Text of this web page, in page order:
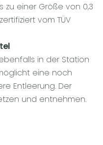
zu einer Größe von 0,3
vom TÜV
in der Station
eine noch
Entleerung. Der
und entnehmen.